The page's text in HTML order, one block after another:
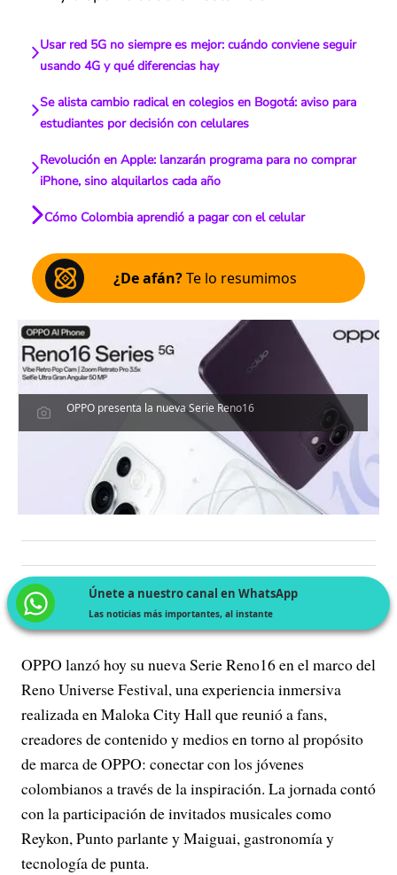
Usar red 5G no siempre es mejor: cuándo conviene seguir
usando 4G y qué diferencias hay
Se alista cambio radical en colegios en Bogotá: aviso para
estudiantes por decisión con celulares
Revolución en Apple: lanzarán programa para no comprar
iPhone, sino alquilarlos cada año
Cómo Colombia aprendió a pagar con el celular
¿De afán?Te lo resumimos
OPPO presenta la nueva Serie Reno16
Únete a nuestro canal en WhatsApp
Las noticias más importantes, al instante
OPPO lanzó hoy su nueva Serie Reno16 en el marco del
Reno Universe Festival, una experiencia inmersiva
realizada en Maloka City Hall que reunió a fans,
creadores de contenido y medios en torno al propósito
de marca de OPPO: conectar con los jóvenes
colombianos a través de la inspiración. La jornada contó
con la participación de invitados musicales como
Reykon, Punto parlante y Maiguai, gastronomía y
tecnología de punta.